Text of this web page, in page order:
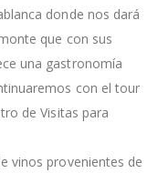
donde nos dará
que con sus
una gastronomía
con el tour
de Visitas para
vinos provenientes de